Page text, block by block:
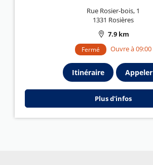
Rue Rosier-bois, 1
1331 Rosières
7.9 km
Fermé Ouvre à 09:00
Itinéraire Appeler
Plus d'infos